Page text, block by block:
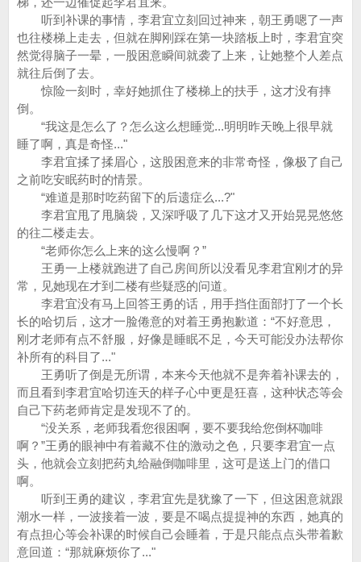
听到补课的事情，李君宜立刻回过神来，朝王勇嗯了一声
也往楼梯上走去，但就在脚刚踩在第一块踏板上时，李君宜突
然觉得脑子一晕，一股困意瞬间就袭了上来，让她整个人差点
就往后倒了去。
惊险一刻时，幸好她抓住了楼梯上的扶手，这才没有摔
倒。
“我这是怎么了？怎么这么想睡觉...明明昨天晚上很早就
睡了啊，真是奇怪..."
李君宜揉了揉眉心，这股困意来的非常奇怪，像极了自己
之前吃安眠药时的情景。
“难道是那时吃药留下的后遗症么...?"
李君宜甩了甩脑袋，又深呼吸了几下这才又开始晃晃悠悠
的往二楼走去。
“老师你怎么上来的这么慢啊？”
王勇一上楼就跑进了自己房间所以没看见李君宜刚才的异
常，见她现在才到二楼有些疑惑的问道。
李君宜没有马上回答王勇的话，用手挡住面部打了一个长
长的哈切后，这才一脸倦意的对着王勇抱歉道：“不好意思，
刚才老师有点不舒服，好像是睡眠不足，今天可能没办法帮你
补所有的科目了..."
王勇听了倒是无所谓，本来今天他就不是奔着补课去的，
而且看到李君宜哈切连天的样子心中更是狂喜，这种状态等会
自己下药老师肯定是发现不了的。
“没关系，老师我看您很困啊，要不要我给您倒杯咖啡
啊？”王勇的眼神中有着藏不住的激动之色，只要李君宜一点
头，他就会立刻把药丸给融倒咖啡里，这可是送上门的借口
啊。
听到王勇的建议，李君宜先是犹豫了一下，但这困意就跟
潮水一样，一波接着一波，要是不喝点提提神的东西，她真的
有点担心等会补课的时候自己会睡着，于是只能点点头带着歉
意回道：“那就麻烦你了..."